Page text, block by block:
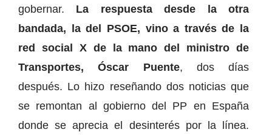
gobernar. La respuesta desde la otra
bandada, la del PSOE, vino a través de la
red social X de la mano del ministro de
Transportes, Óscar Puente, dos días
después. Lo hizo reseñando dos noticias que
se remontan al gobierno del PP en España
donde se aprecia el desinterés por la línea.